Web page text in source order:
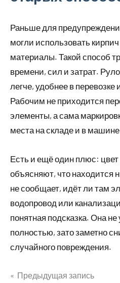
Раньше для
могли использовать
материалы. Такой способ
времени, сил и затрат.
легче, удобнее в
Рабочим не приходится
элементы, а сама
места на складе и в
Есть и ещё один плюс: цвет
объясняют, что находится
не сообщает, идёт ли там
водопровод или
понятная подсказка. Она не
полностью, зато заметно
случайного повреждения.
Предыдущая запись